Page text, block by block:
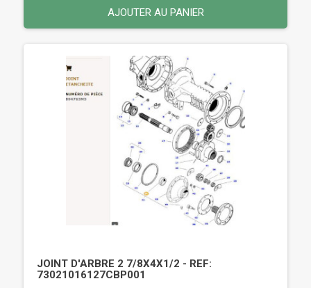
AJOUTER AU PANIER
JOINT D'ARBRE 2 7/8X4X1/2 - REF:
73021016127CBP001